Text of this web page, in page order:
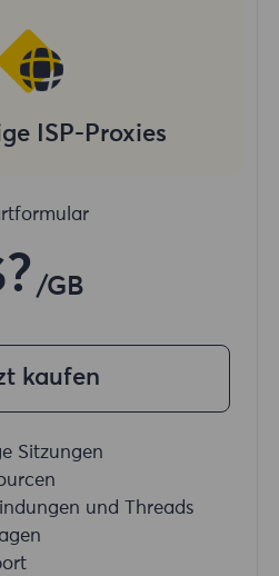
ISP-Proxies
/GB
kaufen
Sitzungen
und Threads